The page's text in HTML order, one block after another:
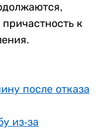
к
после отказа
из-за